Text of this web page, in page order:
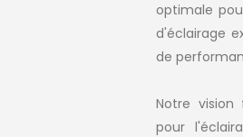
optimale
d'éclairage
de
Notre vision
pour